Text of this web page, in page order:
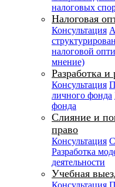
налоговых
Налоговая
Консультация
налоговой
мнение)
Разработка
Консультация
личного фонда
фонда
Слияние и
право
Консультация
Разработка
деятельности
Учебная
Консультация